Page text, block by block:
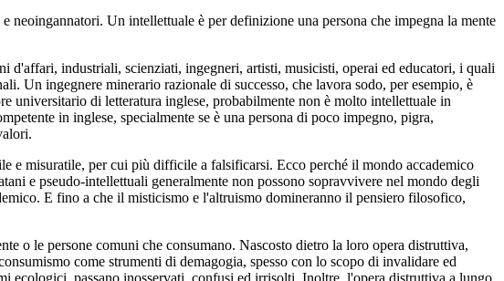
Un intellettuale è per definizione una persona che impegna la mente
industriali, scienziati, ingegneri, artisti, musicisti, operai ed educatori, i quali
Un ingegnere minerario razionale di successo, che lavora sodo, per esempio, è
universitario di letteratura inglese, probabilmente non è molto intellettuale in
in inglese, specialmente se è una persona di poco impegno, pigra,
e misuratile, per cui più difficile a falsificarsi. Ecco perché il mondo accademico
e pseudo-intellettuali generalmente non possono sopravvivere nel mondo degli
E fino a che il misticismo e l'altruismo domineranno il pensiero filosofico,
o le persone comuni che consumano. Nascosto dietro la loro opera distruttiva,
come strumenti di demagogia, spesso con lo scopo di invalidare ed